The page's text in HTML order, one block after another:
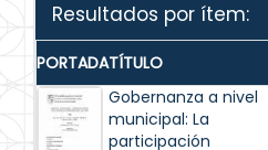
Resultados por ítem:
PORTADATÍTULO
Gobernanza a nivel
municipal: La
participación